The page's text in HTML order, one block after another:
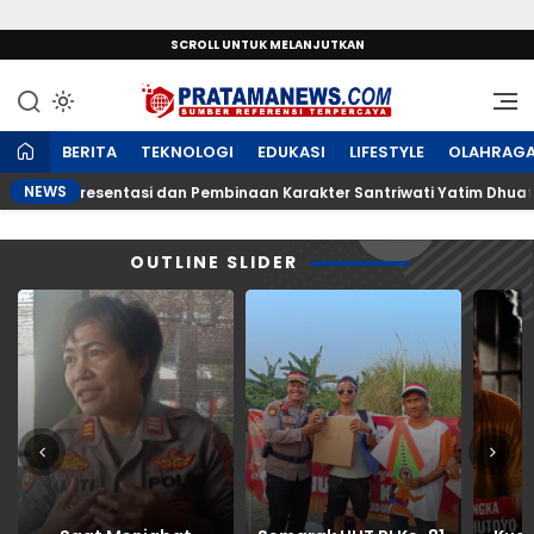
SCROLL UNTUK MELANJUTKAN
PratamaNews.com
Sumber Referensi Terpercaya
BERITA TEKNOLOGI EDUKASI LIFESTYLE
NEWS
Presentasi dan Pembinaan Karakter Santriwati Yatim Dhuafa
OUTLINE SLIDER